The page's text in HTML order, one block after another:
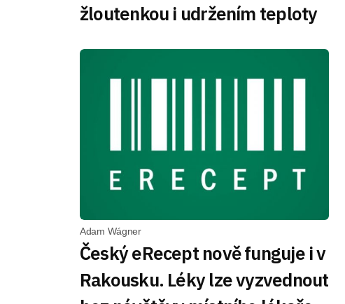
žloutenkou i udržením teploty
Adam Wágner
Český eRecept nově funguje i v
Rakousku. Léky lze vyzvednout